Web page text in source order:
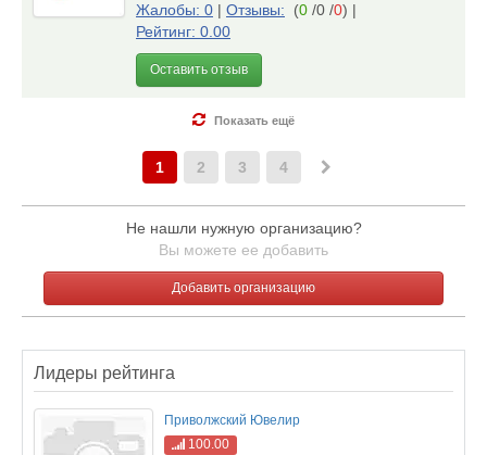
Жалобы: 0 | Отзывы: (0 /0 /0) |
Рейтинг: 0.00
Оставить отзыв
Показать ещё
1 2 3 4
Не нашли нужную организацию?
Вы можете ее добавить
Добавить организацию
Лидеры рейтинга
Приволжский Ювелир
100.00